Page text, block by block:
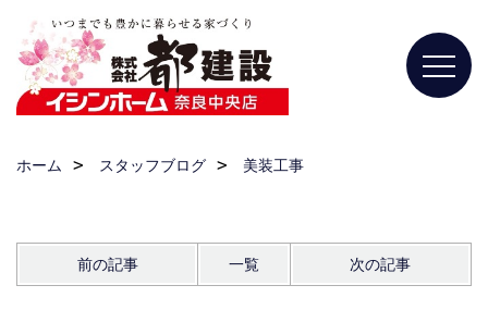
ホーム スタッフブログ 美装工事
前の記事 一覧 次の記事